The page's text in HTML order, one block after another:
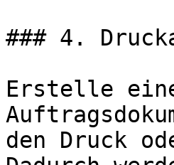
### 4.
Erstelle
den Druck